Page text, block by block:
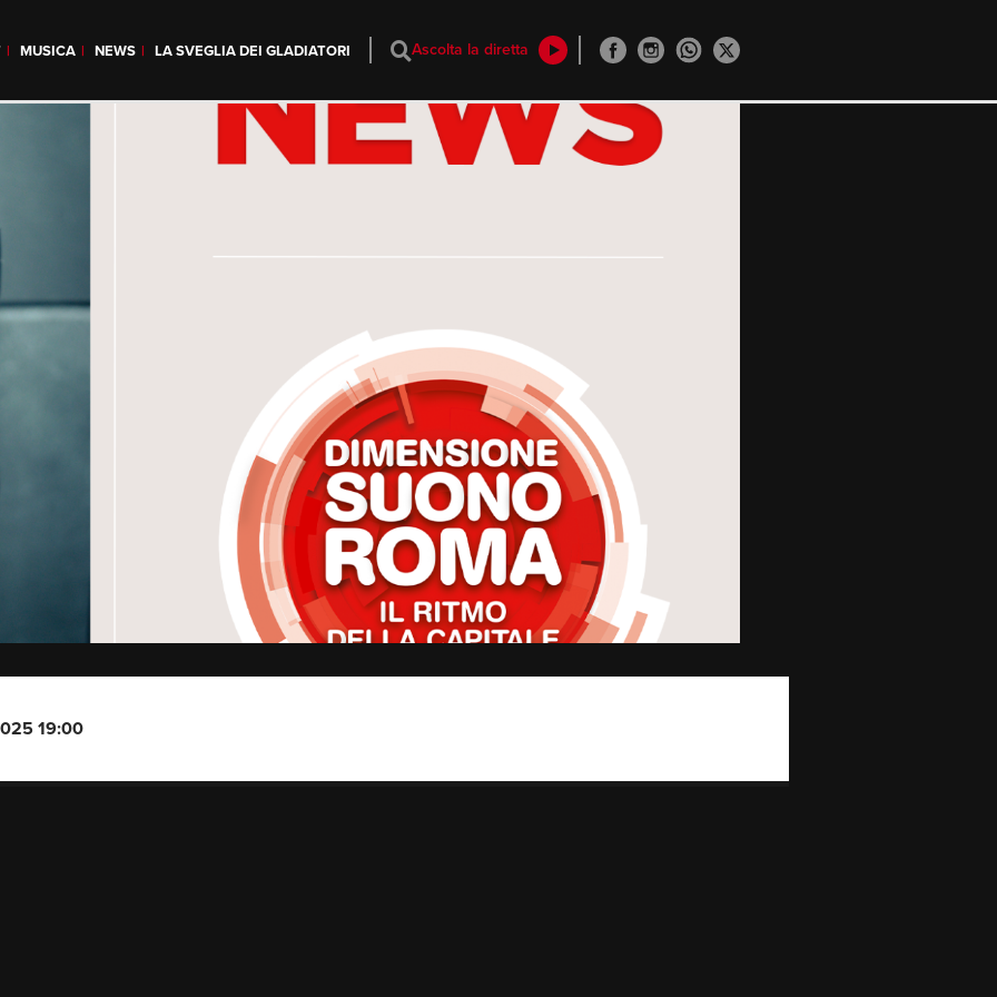
MUSICA NEWS LA SVEGLIA DEI GLADIATORI Ascolta la diretta
19:00